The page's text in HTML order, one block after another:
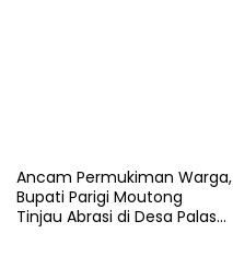
Ancam Permukiman Warga,
Bupati Parigi Moutong
Tinjau Abrasi di Desa Palasa